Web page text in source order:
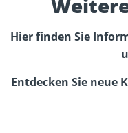
Hier finden Sie
Entdecken Sie neue